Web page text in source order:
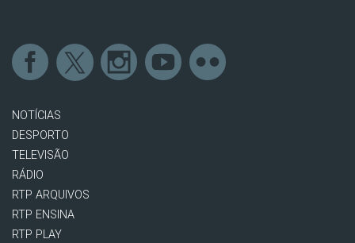
NOTÍCIAS
DESPORTO
TELEVISÃO
RÁDIO
RTP ARQUIVOS
RTP ENSINA
RTP PLAY